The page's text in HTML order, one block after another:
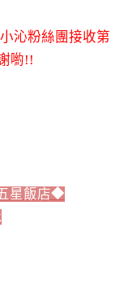
沁粉絲團接收第
喲!!
星飯店◆